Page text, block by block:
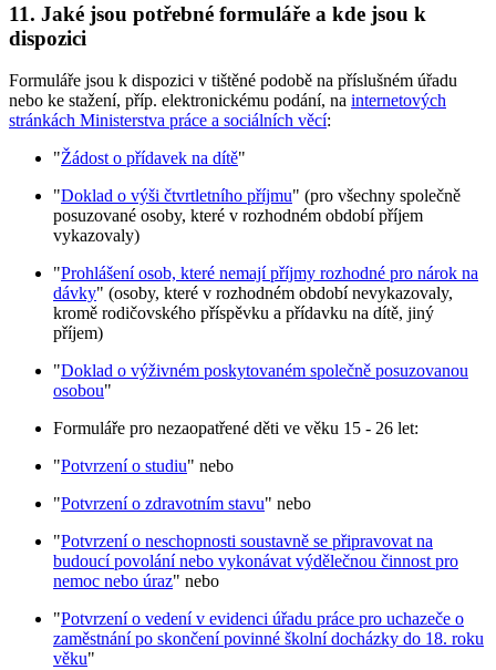
11. Jaké jsou potřebné formuláře a kde jsou k
dispozici
Formuláře jsou k dispozici v tištěné podobě na příslušném úřadu
nebo ke stažení, příp. elektronickému podání, na internetových
stránkách Ministerstva práce a sociálních věcí:
"Žádost o přídavek na dítě"
"Doklad o výši čtvrtletního příjmu" (pro všechny společně
posuzované osoby, které v rozhodném období příjem
vykazovaly)
"Prohlášení osob, které nemají příjmy rozhodné pro nárok na
dávky" (osoby, které v rozhodném období nevykazovaly,
kromě rodičovského příspěvku a přídavku na dítě, jiný
příjem)
"Doklad o výživném poskytovaném společně posuzovanou
osobou"
Formuláře pro nezaopatřené děti ve věku 15 - 26 let:
"Potvrzení o studiu" nebo
"Potvrzení o zdravotním stavu" nebo
"Potvrzení o neschopnosti soustavně se připravovat na
budoucí povolání nebo vykonávat výdělečnou činnost pro
nemoc nebo úraz" nebo
"Potvrzení o vedení v evidenci úřadu práce pro uchazeče o
zaměstnání po skončení povinné školní docházky do 18. roku
věku"